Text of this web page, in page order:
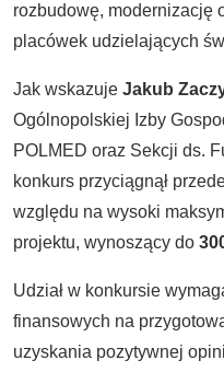
rozbudowę, modernizację
placówek udzielających
Jak wskazuje Jakub
Ogólnopolskiej Izby
POLMED oraz Sekcji ds.
konkurs przyciągnął
względu na wysoki
projektu, wynoszący do
Udział w konkursie
finansowych na
uzyskania pozytywnej